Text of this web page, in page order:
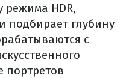
режима HDR,
подбирает глубину
с
портретов